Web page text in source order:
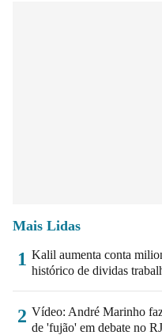
Mais Lidas
1 Kalil aumenta conta
histórico de dividas
2 Vídeo: André Marinho
de 'fujão' em debate no RJ